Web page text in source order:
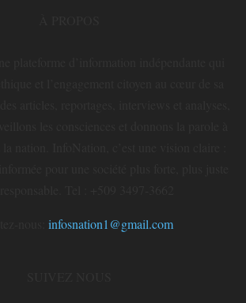
infosnation1@gmail.com